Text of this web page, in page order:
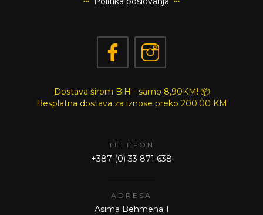
Dostava širom BiH - samo 8,90KM! 📦
Besplatna dostava za iznose preko 200.00 KM
TELEFON
+387 (0) 33 871 638
ADRESA
Asima Behmena 1